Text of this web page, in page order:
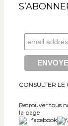
CONSULTER
Retrouver tous
la page
facebook